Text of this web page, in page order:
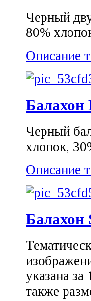
Черный
80%
Описание
Балахон
Черный
хлопок,
Описание
Балахон
указана
также